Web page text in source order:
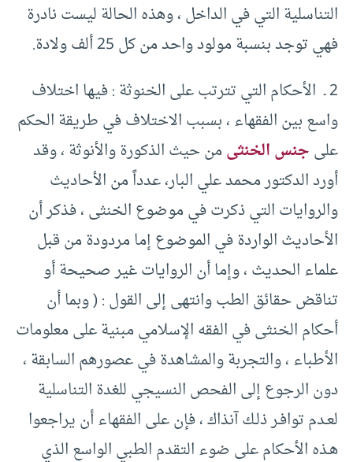
التناسلية التي في الداخل ، وهذه الحالة ليست نادرة
فهي توجد بنسبة مولود واحد من كل 25 ألف ولادة.
2 ـ الأحكام التي تترتب على الخنوثة : فيها اختلاف
واسع بين الفقهاء ، بسبب الاختلاف في طريقة الحكم
علىجنس الخنثىمن حيث الذكورة والأنوثة ، وقد
أورد الدكتور محمد علي البار، عدداً من الأحاديث
والروايات التي ذكرت في موضوع الخنثى ، فذكر أن
الأحاديث الواردة في الموضوع إما مردودة من قبل
علماء الحديث ، وإما أن الروايات غير صحيحة أو
تناقض حقائق الطب وانتهى إلى القول : ( وبما أن
أحكام الخنثى في الفقه الإسلامي مبنية على معلومات
الأطباء ، والتجربة والمشاهدة في عصورهم السابقة ،
دون الرجوع إلى الفحص النسيجي للغدة التناسلية
لعـدم توافـر ذلـك آنذاك ، فإن على الفقهاء أن يراجعوا
هـذه الأحكام على ضوء التقدم الطبي الواسع الذي